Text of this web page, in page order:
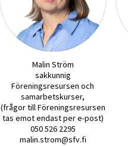
Malin Ström
sakkunnig
Föreningsresursen och
samarbetskurser,
(frågor till Föreningsresursen
tas emot endast per e-post)
050 526 2295
malin.strom@sfv.fi